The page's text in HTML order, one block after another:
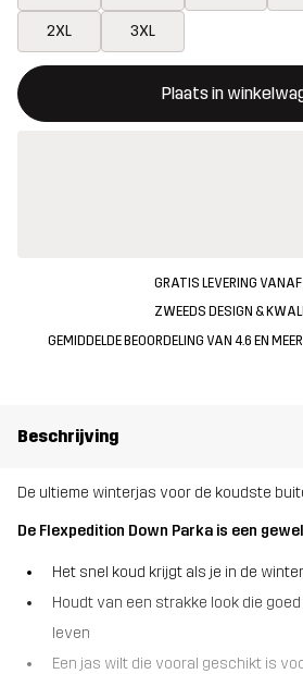
2XL 3XL
Plaats in
Deze knop opent een modal met de
{{size}} niet beschikbaar
GRATIS LEVERING
ZWEEDS DESIGN &
GEMIDDELDE BEOORDELING VAN 4.6 EN
Beschrijving
De ultieme winterjas voor de koudste
De Flexpedition Down Parka is een
Het snel koud krijgt als je in de
Houdt van een strakke look die
leven
Een jas wilt die vooral geschikt is